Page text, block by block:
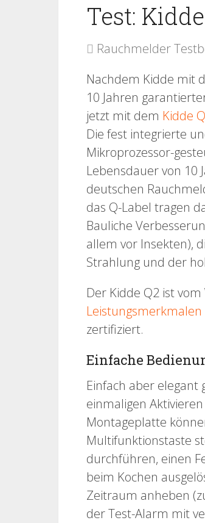
Test:
Rauchmelder
Nachdem Kidde mit
10 Jahren
jetzt mit dem Kidde
Die fest integrierte
Mikroprozessor-
Lebensdauer von 10
deutschen
das Q-Label tragen
Bauliche
allem vor Insekten),
Strahlung und der
Der Kidde Q2 ist
Leistungsmerkmalen
zertifiziert.
Einfache
Einfach aber elegant
einmaligen
Montageplatte
Multifunktionstaste
durchführen, einen
beim Kochen
Zeitraum anheben
der Test-Alarm mit